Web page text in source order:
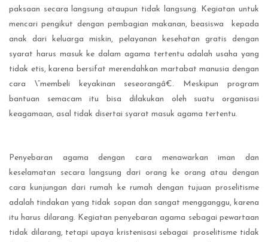
paksaan secara langsung ataupun tidak langsung. Kegiatan untuk
mencari pengikut dengan pembagian makanan, beasiswa kepada
anak dari keluarga miskin, pelayanan kesehatan gratis dengan
syarat harus masuk ke dalam agama tertentu adalah usaha yang
tidak etis, karena bersifat merendahkan martabat manusia dengan
cara \”membeli keyakinan seseorangâ€. Meskipun program
bantuan semacam itu bisa dilakukan oleh suatu organisasi
keagamaan, asal tidak disertai syarat masuk agama tertentu.
Penyebaran agama dengan cara menawarkan iman dan
keselamatan secara langsung dari orang ke orang atau dengan
cara kunjungan dari rumah ke rumah dengan tujuan proselitisme
adalah tindakan yang tidak sopan dan sangat mengganggu, karena
itu harus dilarang. Kegiatan penyebaran agama sebagai pewartaan
tidak dilarang, tetapi upaya kristenisasi sebagai proselitisme tidak